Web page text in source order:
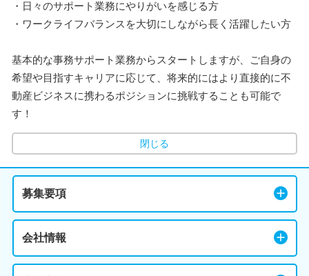
・日々のサポート業務にやりがいを感じる方
・ワークライフバランスを大切にしながら長く活躍したい方
基本的な事務サポート業務からスタートしますが、ご自身の
希望や目指すキャリアに応じて、将来的にはより直接的に不
動産ビジネスに携わるポジションに挑戦することも可能で
す！
閉じる
募集要項
会社情報